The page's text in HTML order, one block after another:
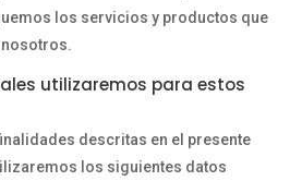
los servicios y productos que
utilizaremos para estos
descritas en el presente
los siguientes datos